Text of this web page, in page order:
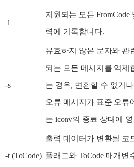
-l
지원되는 모든 FromCode
력에 기록합니다.
-s
유효하지 않은 문자와 관
되는 모든 메시지를 억제
는 경우, 변환할 수 없거
오류 메시지가 표준 오류
는 iconv의 종료 상태에
-t (ToCode)
출력 데이터가 변환될 코
플래그와 ToCode 매개변